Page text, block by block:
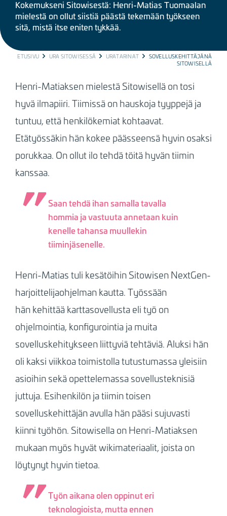
Kokemukseni Sitowisestä: Henri-Matias Tuomaalan
mielestä on ollut siistiä päästä tekemään työkseen
sitä, mistä itse eniten tykkää.
BREADCRUMB
ETUSIVU URA SITOWISESSÄ URATARINAT
SOVELLUSKEHITTÄJÄNÄ
SITOWISELLÄ
Henri-Matiaksen mielestä Sitowisellä on tosi
hyvä ilmapiiri. Tiimissä on hauskoja tyyppejä ja
tuntuu, että henkilökemiat kohtaavat.
Etätyössäkin hän kokee päässeensä hyvin osaksi
porukkaa. On ollut ilo tehdä töitä hyvän tiimin
kanssaa.
Saan tehdä ihan samalla tavalla
hommia ja vastuuta annetaan kuin
kenelle tahansa muullekin
tiiminjäsenelle.
Henri-Matias tuli kesätöihin Sitowisen NextGen-
harjoittelijaohjelman kautta. Työssään
hän kehittää karttasovellusta eli työ on
ohjelmointia, konfigurointia ja muita
sovelluskehitykseen liittyviä tehtäviä. Aluksi hän
oli kaksi viikkoa toimistolla tutustumassa yleisiin
asioihin sekä opettelemassa sovellusteknisiä
juttuja. Esihenkilön ja tiimin toisen
sovelluskehittäjän avulla hän pääsi sujuvasti
kiinni työhön. Sitowisella on Henri-Matiaksen
mukaan myös hyvät wikimateriaalit, joista on
löytynyt hyvin tietoa.
Työn aikana olen oppinut eri
teknologioista, mutta ennen